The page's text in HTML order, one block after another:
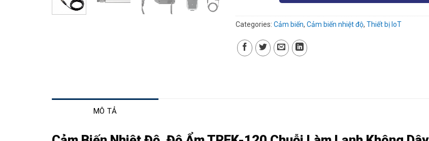
Categories:Cảm biến,Cảm biến nhiệt độ,Thiết bị IoT
MÔ TẢ